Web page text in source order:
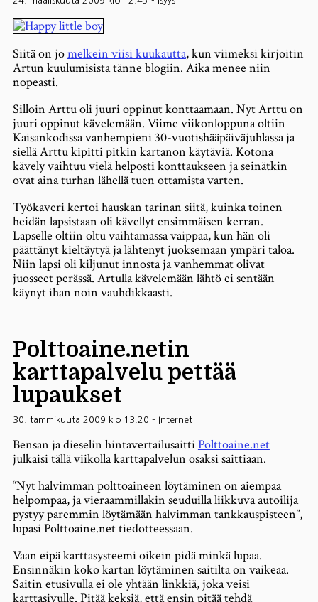
Siitä on jomelkein viisi kuukautta, kun viimeksi kirjoitin
Artun kuulumisista tänne blogiin. Aika menee niin
nopeasti.
Silloin Arttu oli juuri oppinut konttaamaan. Nyt Arttu on
juuri oppinut kävelemään. Viime viikonloppuna oltiin
Kaisankodissa vanhempieni 30-vuotishääpäiväjuhlassa ja
siellä Arttu kipitti pitkin kartanon käytäviä. Kotona
kävely vaihtuu vielä helposti konttaukseen ja seinätkin
ovat aina turhan lähellä tuen ottamista varten.
Työkaveri kertoi hauskan tarinan siitä, kuinka toinen
heidän lapsistaan oli kävellyt ensimmäisen kerran.
Lapselle oltiin oltu vaihtamassa vaippaa, kun hän oli
päättänyt kieltäytyä ja lähtenyt juoksemaan ympäri taloa.
Niin lapsi oli kiljunut innosta ja vanhemmat olivat
juosseet perässä. Artulla kävelemään lähtö ei sentään
käynyt ihan noin vauhdikkaasti.
Polttoaine.netin
karttapalvelu pettää
lupaukset
30. tammikuuta 2009 klo 13.20 - Internet
Bensan ja dieselin hintavertailusaittiPolttoaine.net
julkaisi tällä viikolla karttapalvelun osaksi saittiaan.
“Nyt halvimman polttoaineen löytäminen on aiempaa
helpompaa, ja vieraammillakin seuduilla liikkuva autoilija
pystyy paremmin löytämään halvimman tankkauspisteen”,
lupasi Polttoaine.net tiedotteessaan.
Vaan eipä karttasysteemi oikein pidä minkä lupaa.
Ensinnäkin koko kartan löytäminen saitilta on vaikeaa.
Saitin etusivulla ei ole yhtään linkkiä, joka veisi
karttasivulle. Pitää keksiä, että ensin pitää tehdä